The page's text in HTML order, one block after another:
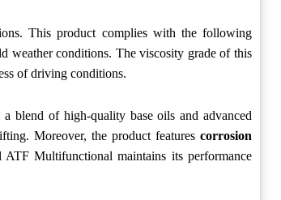
This product complies with the following
weather conditions. The viscosity grade of this
of driving conditions.
blend of high-quality base oils and advanced
Moreover, the product features corrosion
ATF Multifunctional maintains its performance